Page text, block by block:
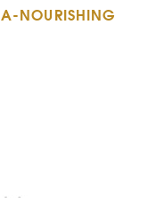
NOURISHING